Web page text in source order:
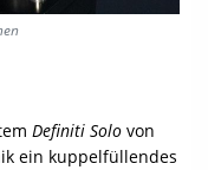
Definiti Solo von
ein kuppelfüllendes